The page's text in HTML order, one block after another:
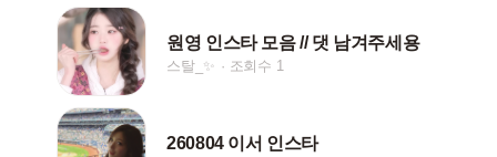
원영 인스타 모음 // 댓 남겨주세용
스탈_✨ 조회수 1
260804 이서 인스타